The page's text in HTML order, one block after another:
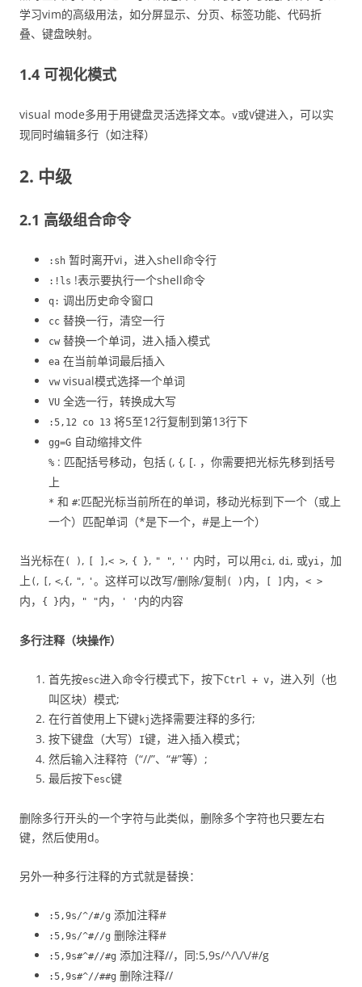
学习vim的高级用法，如分屏显示、分页、标签功能、代码折
叠、键盘映射。
1.4 可视化模式
visual mode多用于用键盘灵活选择文本。 v或V键进入，可以实
现同时编辑多行（如注释）
2. 中级
2.1 高级组合命令
:sh 暂时离开vi，进入shell命令行
:!ls !表示要执行一个shell命令
q: 调出历史命令窗口
cc 替换一行，清空一行
cw 替换一个单词，进入插入模式
ea 在当前单词最后插入
vw visual模式选择一个单词
VU 全选一行，转换成大写
:5,12 co 13 将5至12行复制到第13行下
gg=G 自动缩排文件
% : 匹配括号移动，包括 (, {, [. ，你需要把光标先移到括号
上
* 和 #:匹配光标当前所在的单词，移动光标到下一个（或上
一个）匹配单词（*是下一个，#是上一个）
当光标在( ) , [ ] ,< >, { }, " ", '' 内时，可以用ci , di , 或yi ，加
上 ( , [, <,{, ", ' 。这样可以改写/删除/复制 ( ) 内， [ ] 内， < >
内， { }内， " "内， ' ' 内的内容
多行注释（块操作）
首先按esc进入命令行模式下，按下Ctrl + v，进入列（也
叫区块）模式;
在行首使用上下键kj选择需要注释的多行;
按下键盘（大写）
I键，进入插入模式；
然后输入注释符（“//”、“#”等）;
最后按下esc键
删除多行开头的一个字符与此类似，删除多个字符也只要左右
键，然后使用d。
另外一种多行注释的方式就是替换：
:5,9s/^/#/g 添加注释#
:5,9s/^#//g 删除注释#
:5,9s#^#//#g 添加注释//，同:5,9s/^/\/\/#/g
:5,9s#^//##g 删除注释//